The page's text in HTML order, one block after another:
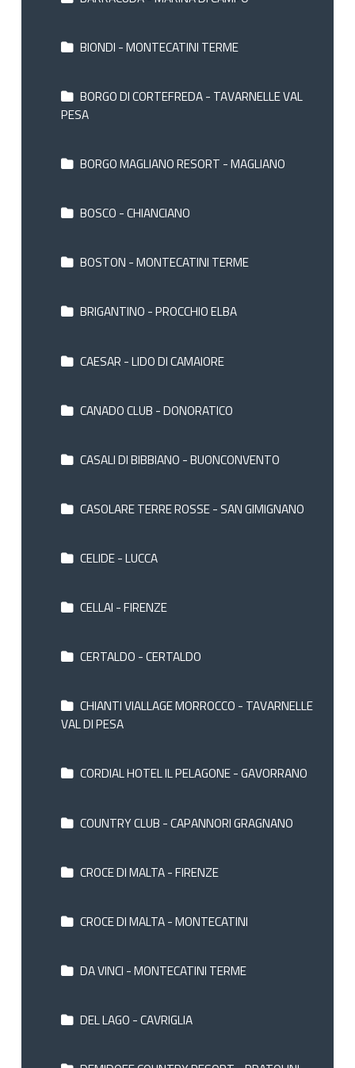
BIONDI - MONTECATINI TERME
BORGO DI CORTEFREDA - TAVARNELLE VAL
PESA
BORGO MAGLIANO RESORT - MAGLIANO
BOSCO - CHIANCIANO
BOSTON - MONTECATINI TERME
BRIGANTINO - PROCCHIO ELBA
CAESAR - LIDO DI CAMAIORE
CANADO CLUB - DONORATICO
CASALI DI BIBBIANO - BUONCONVENTO
CASOLARE TERRE ROSSE - SAN GIMIGNANO
CELIDE - LUCCA
CELLAI - FIRENZE
CERTALDO - CERTALDO
CHIANTI VIALLAGE MORROCCO - TAVARNELLE
VAL DI PESA
CORDIAL HOTEL IL PELAGONE - GAVORRANO
COUNTRY CLUB - CAPANNORI GRAGNANO
CROCE DI MALTA - FIRENZE
CROCE DI MALTA - MONTECATINI
DA VINCI - MONTECATINI TERME
DEL LAGO - CAVRIGLIA